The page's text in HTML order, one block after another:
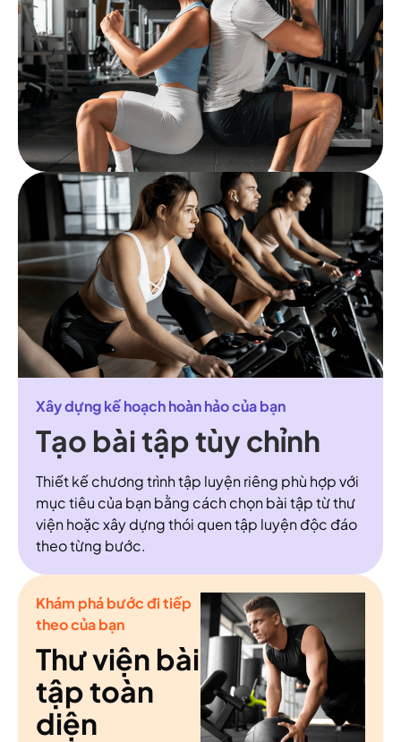
Xây dựng kế hoạch hoàn hảo của bạn
Tạo bài tập tùy chỉnh
Thiết kế chương trình tập luyện riêng phù hợp với
mục tiêu của bạn bằng cách chọn bài tập từ thư
viện hoặc xây dựng thói quen tập luyện độc đáo
theo từng bước.
Khám phá bước đi tiếp
theo của bạn
Thư viện bài
tập toàn
diện